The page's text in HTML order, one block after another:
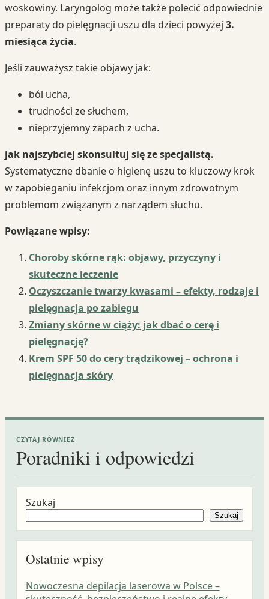
woskowiny. Laryngolog może także polecić odpowiednie
preparaty do pielęgnacji uszu dla dzieci powyżej 3.
miesiąca życia.
Jeśli zauważysz takie objawy jak:
ból ucha,
trudności ze słuchem,
nieprzyjemny zapach z ucha.
jak najszybciej skonsultuj się ze specjalistą.
Systematyczne dbanie o higienę uszu to kluczowy krok
w zapobieganiu infekcjom oraz innym zdrowotnym
problemom związanym z narządem słuchu.
Powiązane wpisy:
Choroby skórne rąk: objawy, przyczyny i
skuteczne leczenie
Oczyszczanie twarzy kwasami – efekty, rodzaje i
pielęgnacja po zabiegu
Zmiany skórne w ciąży: jak dbać o cerę i
pielęgnację?
Krem SPF 50 do cery trądzikowej – ochrona i
pielęgnacja skóry
CZYTAJ RÓWNIEŻ
Poradniki i odpowiedzi
Szukaj
Szukaj
Ostatnie wpisy
Nowoczesna depilacja laserowa w Polsce –